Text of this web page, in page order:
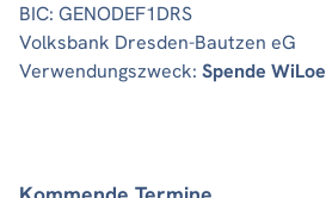
BIC: GENODEF1DRS
Volksbank Dresden-Bautzen eG
Verwendungszweck: Spende WiLoe